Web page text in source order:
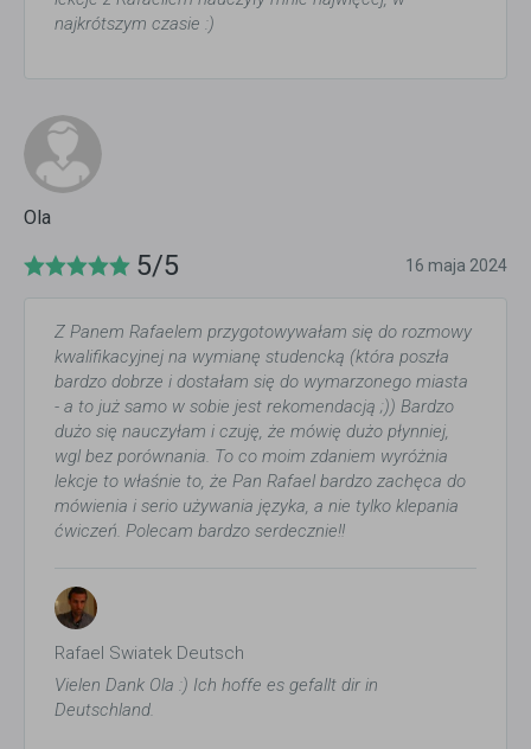
najkrótszym czasie :)
Ola
5/5 16 maja 2024
Z Panem Rafaelem przygotowywałam się do rozmowy
kwalifikacyjnej na wymianę studencką (która poszła
bardzo dobrze i dostałam się do wymarzonego miasta
- a to już samo w sobie jest rekomendacją ;)) Bardzo
dużo się nauczyłam i czuję, że mówię dużo płynniej,
wgl bez porównania. To co moim zdaniem wyróżnia
lekcje to właśnie to, że Pan Rafael bardzo zachęca do
mówienia i serio używania języka, a nie tylko klepania
ćwiczeń. Polecam bardzo serdecznie!!
Rafael Swiatek Deutsch
Vielen Dank Ola :) Ich hoffe es gefallt dir in
Deutschland.